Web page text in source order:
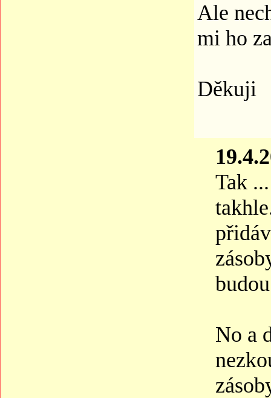
Ale
mi ho
Děkuji
Tak
No a